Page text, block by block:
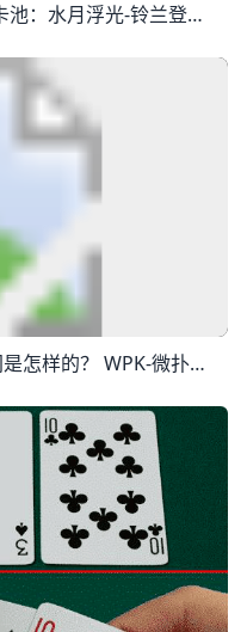
《少女禁區》7/18（五）限定卡池：水月浮光-铃兰登場 亲爱的指挥官： 铃兰花开，永不遗忘。 活动时间：7月18日 - 7月24日 1.限定卡池 >>水月浮光-铃兰 2.超值特惠 >>淬炼
WPK-微扑克 俱乐部的营业时间是怎样的？ WPK-微扑克 俱乐部的运营时间是怎样的？ 24x7全天无休，具体上桌时间请咨询wepuke.org在线客服为您安排俱乐部，通常我们会尽量满足玩